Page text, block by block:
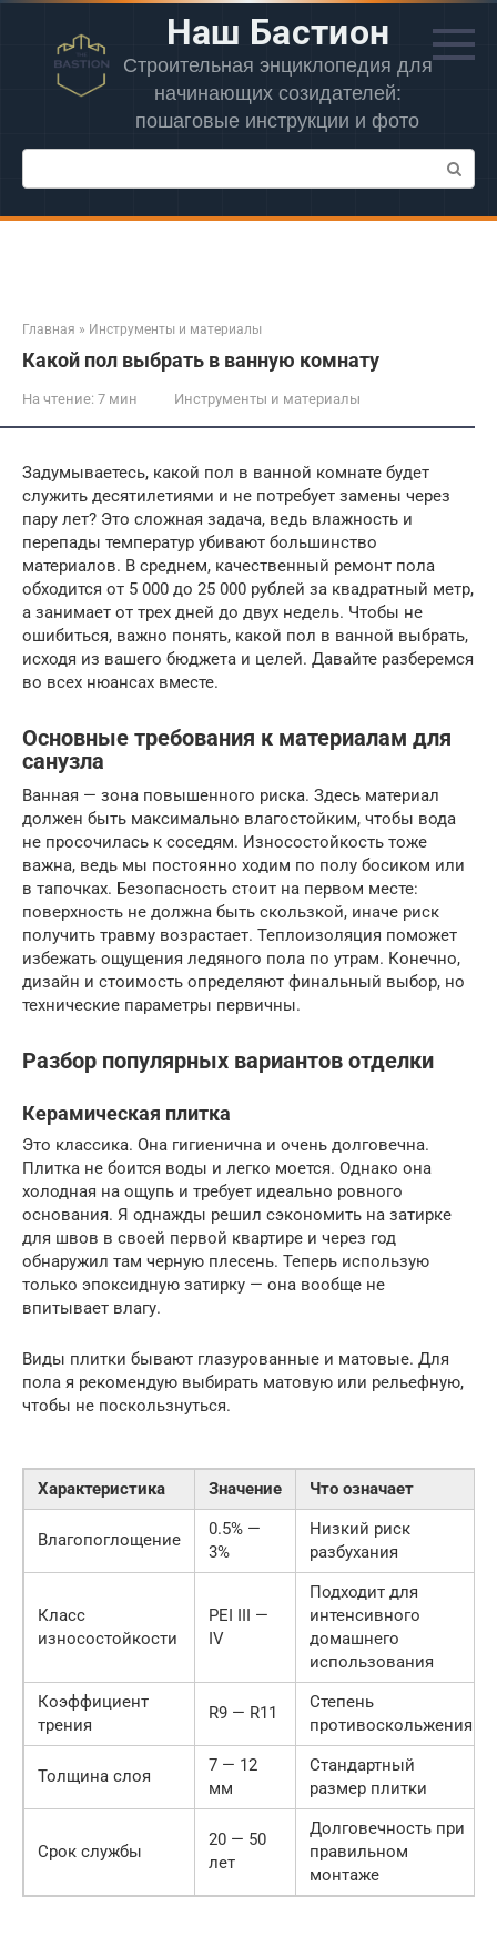
Перейти
контенту
Наш Бастион
Строительная энциклопедия для
начинающих созидателей:
пошаговые инструкции и фото
Поиск:
Главная » Инструменты и материалы
Какой пол выбрать в ванную комнату
На чтение: 7 мин Инструменты и материалы
Задумываетесь, какой пол в ванной комнате будет
служить десятилетиями и не потребует замены через
пару лет? Это сложная задача, ведь влажность и
перепады температур убивают большинство
материалов. В среднем, качественный ремонт пола
обходится от 5 000 до 25 000 рублей за квадратный метр,
а занимает от трех дней до двух недель. Чтобы не
ошибиться, важно понять, какой пол в ванной выбрать,
исходя из вашего бюджета и целей. Давайте разберемся
во всех нюансах вместе.
Основные требования к материалам для
санузла
Ванная — зона повышенного риска. Здесь материал
должен быть максимально влагостойким, чтобы вода
не просочилась к соседям. Износостойкость тоже
важна, ведь мы постоянно ходим по полу босиком или
в тапочках. Безопасность стоит на первом месте:
поверхность не должна быть скользкой, иначе риск
получить травму возрастает. Теплоизоляция поможет
избежать ощущения ледяного пола по утрам. Конечно,
дизайн и стоимость определяют финальный выбор, но
технические параметры первичны.
Разбор популярных вариантов отделки
Керамическая плитка
Это классика. Она гигиенична и очень долговечна.
Плитка не боится воды и легко моется. Однако она
холодная на ощупь и требует идеально ровного
основания. Я однажды решил сэкономить на затирке
для швов в своей первой квартире и через год
обнаружил там черную плесень. Теперь использую
только эпоксидную затирку — она вообще не
впитывает влагу.
Виды плитки бывают глазурованные и матовые. Для
пола я рекомендую выбирать матовую или рельефную,
чтобы не поскользнуться.
Характеристика Значение Что означает
Влагопоглощение
0.5% —
3%
Низкий риск
разбухания
Класс
износостойкости
PEI III —
IV
Подходит для
интенсивного
домашнего
использования
Коэффициент
трения
R9 — R11
Степень
противоскольжения
Толщина слоя
7 — 12
мм
Стандартный
размер плитки
Срок службы
20 — 50
лет
Долговечность при
правильном
монтаже